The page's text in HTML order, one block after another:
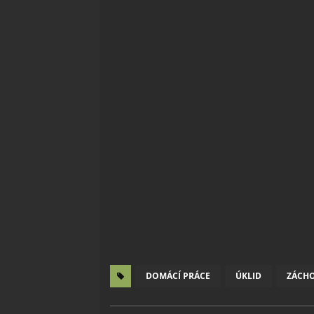
DOMÁCÍ PRÁCE ÚKLID